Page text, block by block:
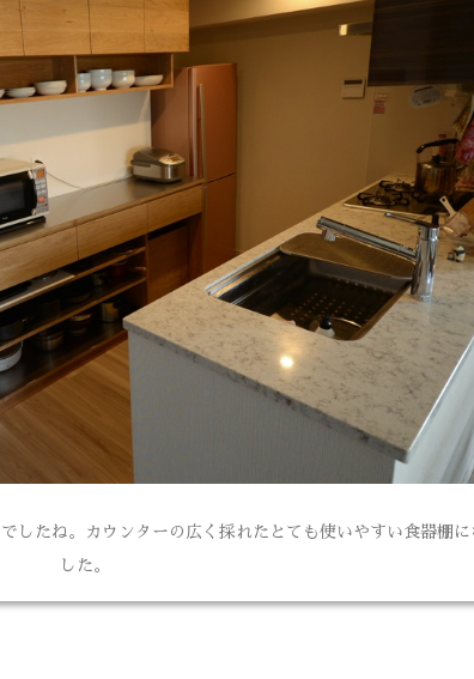
したね。カウンターの広く採れたとても使いやすい食器棚に
した。